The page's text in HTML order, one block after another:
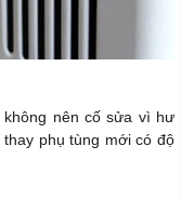
nên cố sửa vì hư
phụ tùng mới có độ